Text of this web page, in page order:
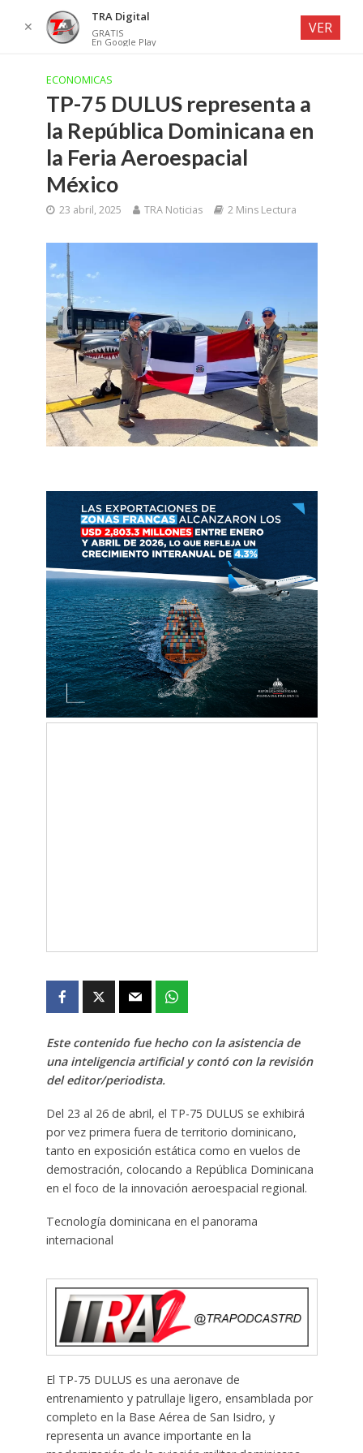
ECONOMICAS
TP-75 DULUS representa a
la República Dominicana en
la Feria Aeroespacial
México
23 abril, 2025 TRA Noticias 2 Mins Lectura
Este contenido fue hecho con la asistencia de
una inteligencia artificial y contó con la revisión
del editor/periodista.
Del 23 al 26 de abril, el TP-75 DULUS se exhibirá
por vez primera fuera de territorio dominicano,
tanto en exposición estática como en vuelos de
demostración, colocando a República Dominicana
en el foco de la innovación aeroespacial regional.
Tecnología dominicana en el panorama
internacional
El TP-75 DULUS es una aeronave de
entrenamiento y patrullaje ligero, ensamblada por
completo en la Base Aérea de San Isidro, y
representa un avance importante en la
✕
TRA Digital
GRATIS
En Google Play
VER